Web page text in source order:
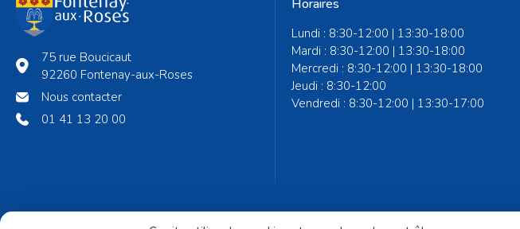
75 rue Boucicaut
92260 Fontenay-aux-Roses
Nous contacter
01 41 13 20 00
Horaires
Lundi : 8:30-12:00 | 13:30-18:00
Mardi : 8:30-12:00 | 13:30-18:00
Mercredi : 8:30-12:00 | 13:30-18:00
Jeudi : 8:30-12:00
Vendredi : 8:30-12:00 | 13:30-17:00